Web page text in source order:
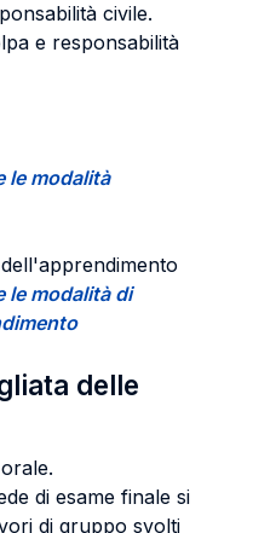
civile.
e responsabilità
le modalità
le modalità di
delle
di esame finale si
di gruppo svolti